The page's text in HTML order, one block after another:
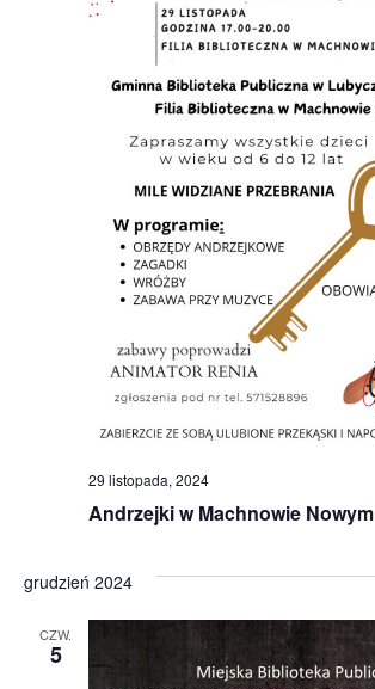
Andrzejki w Machnowie Nowym
29 listopada, 2024
grudzień 2024
CZW.
5